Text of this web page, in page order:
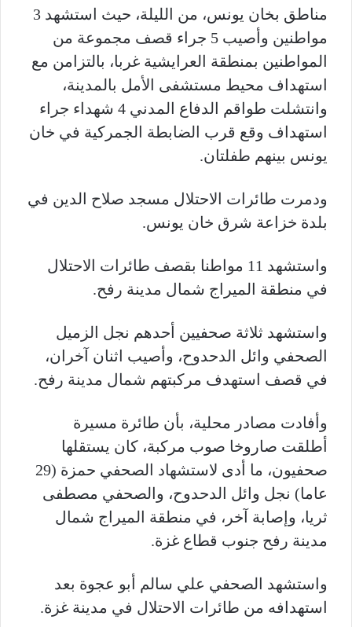
مناطق بخان يونس، من الليلة، حيث استشهد 3
مواطنين وأصيب 5 جراء قصف مجموعة من
المواطنين بمنطقة العرايشية غربا، بالتزامن مع
استهداف محيط مستشفى الأمل بالمدينة،
وانتشلت طواقم الدفاع المدني 4 شهداء جراء
استهداف وقع قرب الضابطة الجمركية في خان
يونس بينهم طفلتان.
ودمرت طائرات الاحتلال مسجد صلاح الدين في
بلدة خزاعة شرق خان يونس.
واستشهد 11 مواطنا بقصف طائرات الاحتلال
في منطقة الميراج شمال مدينة رفح.
واستشهد ثلاثة صحفيين أحدهم نجل الزميل
الصحفي وائل الدحدوح، وأصيب اثنان آخران،
في قصف استهدف مركبتهم شمال مدينة رفح.
وأفادت مصادر محلية، بأن طائرة مسيرة
أطلقت صاروخا صوب مركبة، كان يستقلها
صحفيون، ما أدى لاستشهاد الصحفي حمزة (29
عاما) نجل وائل الدحدوح، والصحفي مصطفى
ثريا، وإصابة آخر، في منطقة الميراج شمال
مدينة رفح جنوب قطاع غزة.
واستشهد الصحفي علي سالم أبو عجوة بعد
استهدافه من طائرات الاحتلال في مدينة غزة.